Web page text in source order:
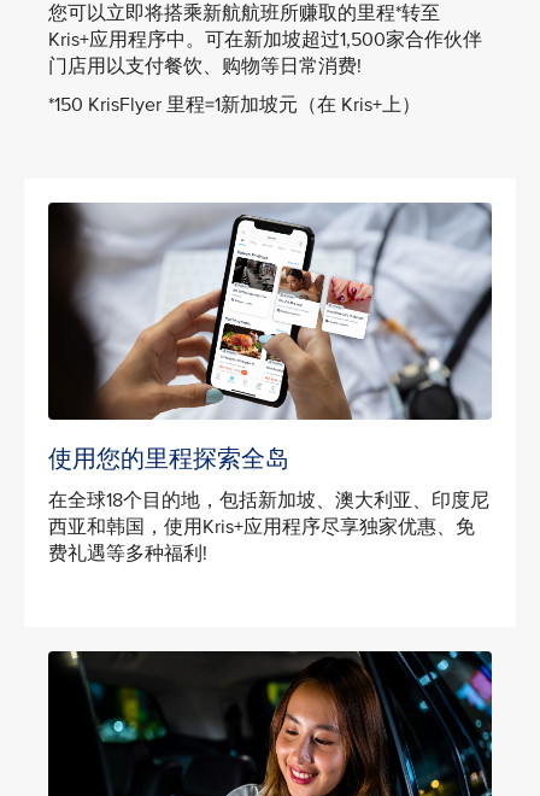
您可以立即将搭乘新航航班所赚取的里程*转至
Kris+应用程序中。可在新加坡超过1,500家合作伙伴
门店用以支付餐饮、购物等日常消费!
*150 KrisFlyer 里程=1新加坡元（在 Kris+上）
使用您的里程探索全岛
在全球18个目的地，包括新加坡、澳大利亚、印度尼
西亚和韩国，使用Kris+应用程序尽享独家优惠、免
费礼遇等多种福利!